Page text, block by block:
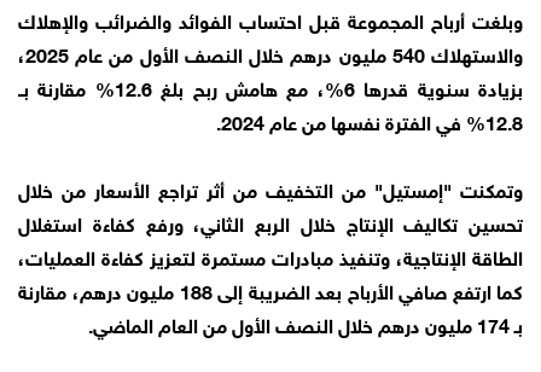
وبلغت أرباح المجموعة قبل احتساب الفوائد والضرائب والإهلاك
والاستهلاك 540 مليون درهم خلال النصف الأول من عام 2025،
بزيادة سنوية قدرها 6%، مع هامش ربح بلغ 12.6% مقارنة بــ
12.8% في الفترة نفسها من عام 2024.
وتمكنت "إمستيل" من التخفيف من أثر تراجع الأسعار من خلال
تحسين تكاليف الإنتاج خلال الربع الثاني، ورفع كفاءة استغلال
الطاقة الإنتاجية، وتنفيذ مبادرات مستمرة لتعزيز كفاءة العمليات،
كما ارتفع صافي الأرباح بعد الضريبة إلى 188 مليون درهم، مقارنة
بـ 174 مليون درهم خلال النصف الأول من العام الماضي.